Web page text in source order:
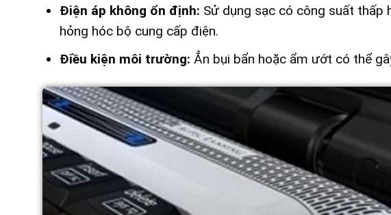
Điện áp không ổn định: Sử dụng sạc có công suất thấp
hỏng hóc bộ cung cấp điện.
Điều kiện môi trường: Ẳn bụi bẩn hoặc ẩm ướt có thể